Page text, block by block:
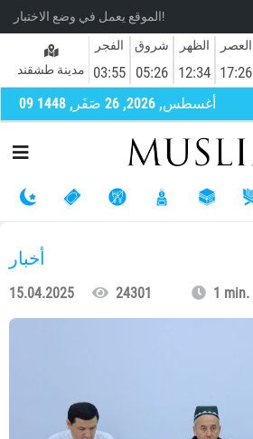
الموقع يعمل في وضع الاختبار!
مدينة طشقند
الفجر
03:55
شروق
05:26
الظهر
12:34
العصر
17:26
09 أغسطس, 2026, 26 صَفَر, 1448
أخبار
15.04.2025 24301 1 min.